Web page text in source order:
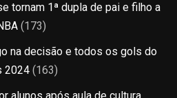
tornam 1ª dupla de pai e filho a
(173)
na decisão e todos os gols do
2024 (163)